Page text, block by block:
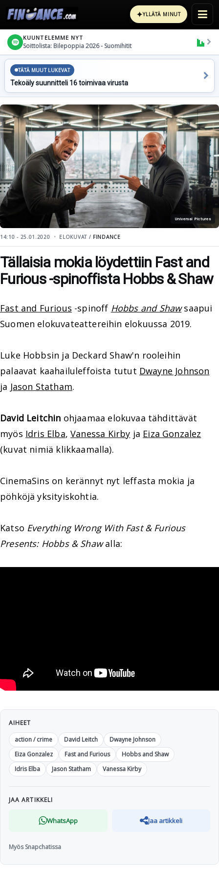
✦YLLÄTÄ MINUT
KUUNTELEMME NYT
Soittolista: Bilepoppia 2026 - Suomihitit
TÄTÄ MUUT LUKEVAT
Tekoäly suunnitteli 16 toimivaa virusta
Universal Pictures
14:10 - 25.01.2020 ELOKUVAT / FINDANCE
Tällaisia mokia löydettiin Fast and
Furious -spinoffista Hobbs & Shaw
Fast and Furious -spinoff Hobbs and Shawsaapui
Suomen elokuvateattereihin elokuussa 2019.
Luke Hobbsin ja Deckard Shaw'n rooleihin
palaavat kaahailuleffoista tutut Dwayne Johnson
ja Jason Statham.
David Leitchin ohjaamaa elokuvaa tähdittävät
myös Idris Elba,Vanessa Kirby ja Eiza Gonzalez
(kuvat nimiä klikkaamalla).
CinemaSins on kerännyt nyt leffasta mokia ja
pöhköjä yksityiskohtia.
Katso Everything Wrong With Fast & Furious
Presents: Hobbs & Shawalla:
AIHEET
action / crime
David Leitch
Dwayne Johnson
Eiza Gonzalez
Fast and Furious
Hobbs and Shaw
Idris Elba
Jason Statham Vanessa Kirby
JAA ARTIKKELI
WhatsApp Jaa artikkeli
Myös Snapchatissa